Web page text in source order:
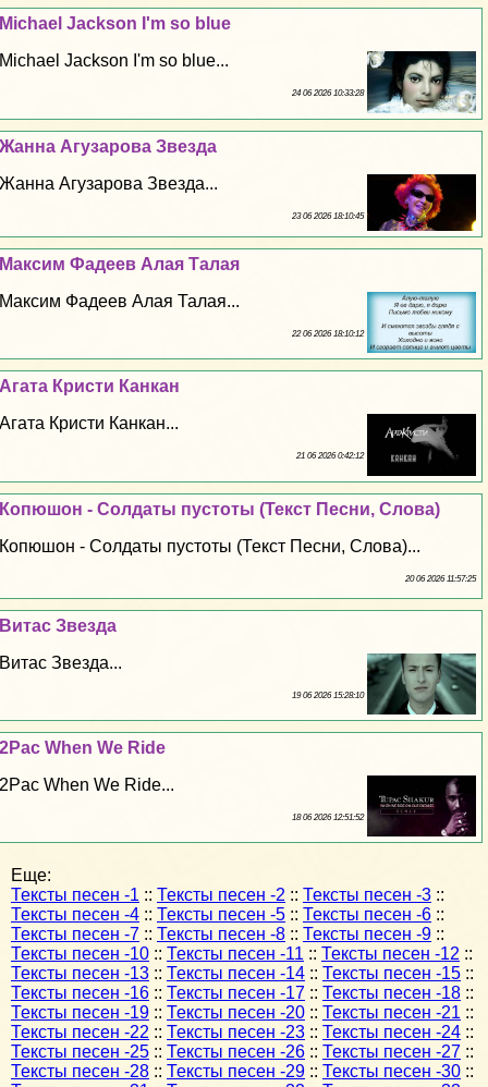
Michael Jackson I'm so blue
Michael Jackson I'm so blue...
24 06 2026 10:33:28
Жанна Агузарова Звезда
Жанна Агузарова Звезда...
23 06 2026 18:10:45
Максим Фадеев Алая Талая
Максим Фадеев Алая Талая...
22 06 2026 18:10:12
Агата Кристи Канкан
Агата Кристи Канкан...
21 06 2026 0:42:12
Копюшон - Солдаты пустоты (Текст Песни, Слова)
Копюшон - Солдаты пустоты (Текст Песни, Слова)...
20 06 2026 11:57:25
Витас Звезда
Витас Звезда...
19 06 2026 15:28:10
2Pac When We Ride
2Pac When We Ride...
18 06 2026 12:51:52
Еще:
Тексты песен -1 :: Тексты песен -2 :: Тексты песен -3 ::
Тексты песен -4 :: Тексты песен -5 :: Тексты песен -6 ::
Тексты песен -7 :: Тексты песен -8 :: Тексты песен -9 ::
Тексты песен -10 :: Тексты песен -11 :: Тексты песен -12 ::
Тексты песен -13 :: Тексты песен -14 :: Тексты песен -15 ::
Тексты песен -16 :: Тексты песен -17 :: Тексты песен -18 ::
Тексты песен -19 :: Тексты песен -20 :: Тексты песен -21 ::
Тексты песен -22 :: Тексты песен -23 :: Тексты песен -24 ::
Тексты песен -25 :: Тексты песен -26 :: Тексты песен -27 ::
Тексты песен -28 :: Тексты песен -29 :: Тексты песен -30 ::